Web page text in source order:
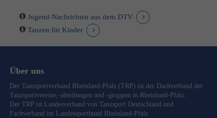
Jugend-Nachrichten aus dem DTV
Tanzen für Kinder
Über uns
Der Tanzsportverband Rheinland-Pfalz (TRP) ist der Dachverband der
Tanzsportvereine,-abteilungen und -gruppen in Rheinland-Pfalz.
Der TRP ist Landesverband von Tanzsport Deutschland und
Fachverband im Landessportbund Rheinland-Pfalz.